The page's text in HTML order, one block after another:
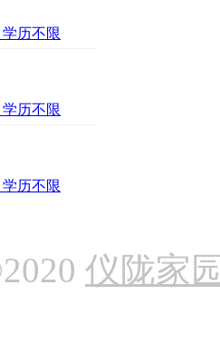
学历不限
学历不限
学历不限
仪陇家